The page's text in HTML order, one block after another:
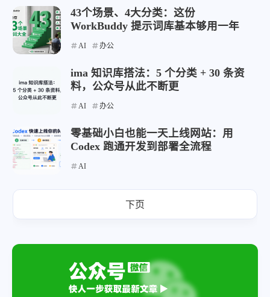
43个场景、4大分类：这份
WorkBuddy 提示词库基本够用一年
AI 办公
ima 知识库搭法：5 个分类 + 30 条资
料，公众号从此不断更
AI 办公
零基础小白也能一天上线网站：用
Codex 跑通开发到部署全流程
AI
下页